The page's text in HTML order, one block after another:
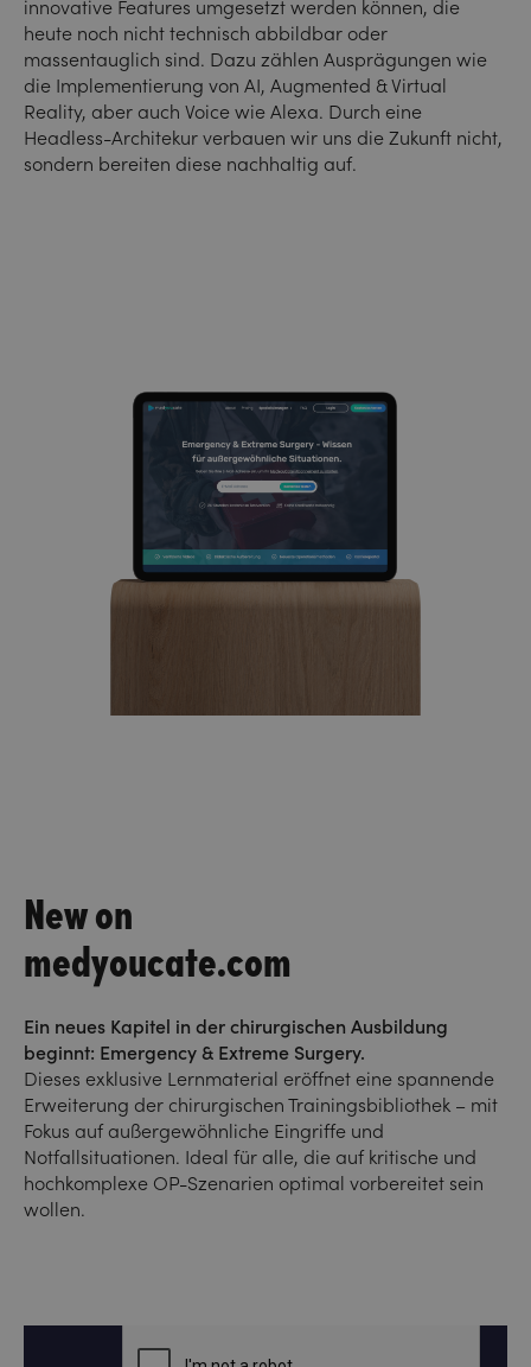
innovative Features umgesetzt werden können, die
heute noch nicht technisch abbildbar oder
massentauglich sind. Dazu zählen Ausprägungen wie
die Implementierung von AI, Augmented & Virtual
Reality, aber auch Voice wie Alexa. Durch eine
Headless-Architekur verbauen wir uns die Zukunft nicht,
sondern bereiten diese nachhaltig auf.
New on
medyoucate.com
Ein neues Kapitel in der chirurgischen Ausbildung
beginnt: Emergency & Extreme Surgery.
Dieses exklusive Lernmaterial eröffnet eine spannende
Erweiterung der chirurgischen Trainingsbibliothek – mit
Fokus auf außergewöhnliche Eingriffe und
Notfallsituationen. Ideal für alle, die auf kritische und
hochkomplexe OP-Szenarien optimal vorbereitet sein
wollen.